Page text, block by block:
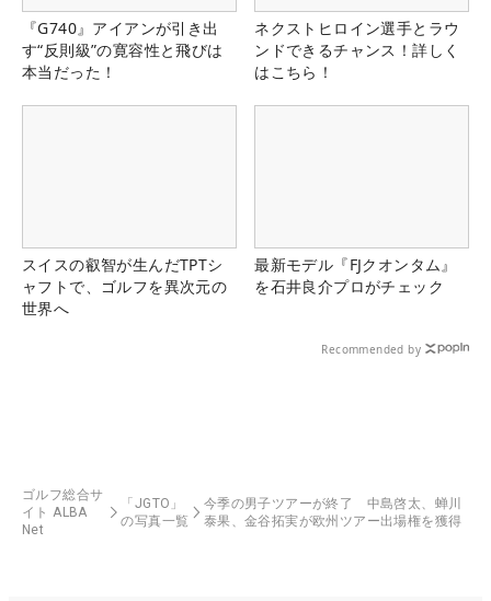
『G740』アイアンが引き出
す“反則級”の寛容性と飛びは
本当だった！
ネクストヒロイン選手とラウ
ンドできるチャンス！詳しく
はこちら！
スイスの叡智が生んだTPTシ
ャフトで、ゴルフを異次元の
世界へ
最新モデル『FJクオンタム』
を石井良介プロがチェック
Recommended by
ゴルフ総合サ
イト ALBA
Net
「JGTO」
の写真一覧
今季の男子ツアーが終了 中島啓太、蝉川
泰果、金谷拓実が欧州ツアー出場権を獲得